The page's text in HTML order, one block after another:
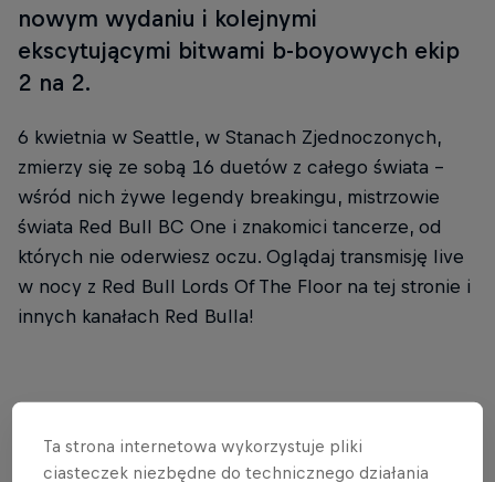
nowym wydaniu i kolejnymi
ekscytującymi bitwami b-boyowych ekip
2 na 2.
6 kwietnia w Seattle, w Stanach Zjednoczonych,
zmierzy się ze sobą 16 duetów z całego świata -
wśród nich żywe legendy breakingu, mistrzowie
świata Red Bull BC One i znakomici tancerze, od
których nie oderwiesz oczu. Oglądaj transmisję live
w nocy z Red Bull Lords Of The Floor na tej stronie i
innych kanałach Red Bulla!
Ta strona internetowa wykorzystuje pliki
ciasteczek niezbędne do technicznego działania